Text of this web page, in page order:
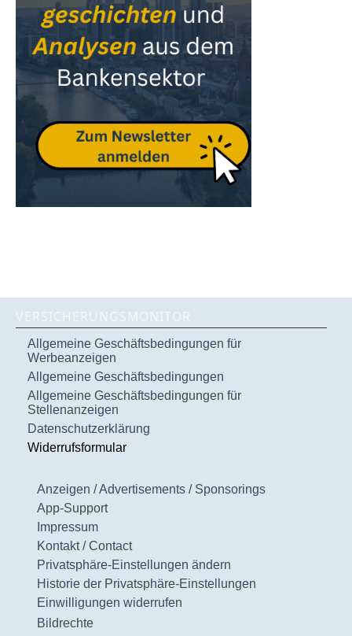
VERSICHERUNGSMONITOR
Allgemeine Geschäftsbedingungen für
Werbeanzeigen
Allgemeine Geschäftsbedingungen
Allgemeine Geschäftsbedingungen für
Stellenanzeigen
Datenschutzerklärung
Widerrufsformular
Anzeigen / Advertisements / Sponsorings
App-Support
Impressum
Kontakt / Contact
Privatsphäre-Einstellungen ändern
Historie der Privatsphäre-Einstellungen
Einwilligungen widerrufen
Bildrechte